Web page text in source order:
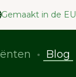
Gemaakt in de EU
Blog